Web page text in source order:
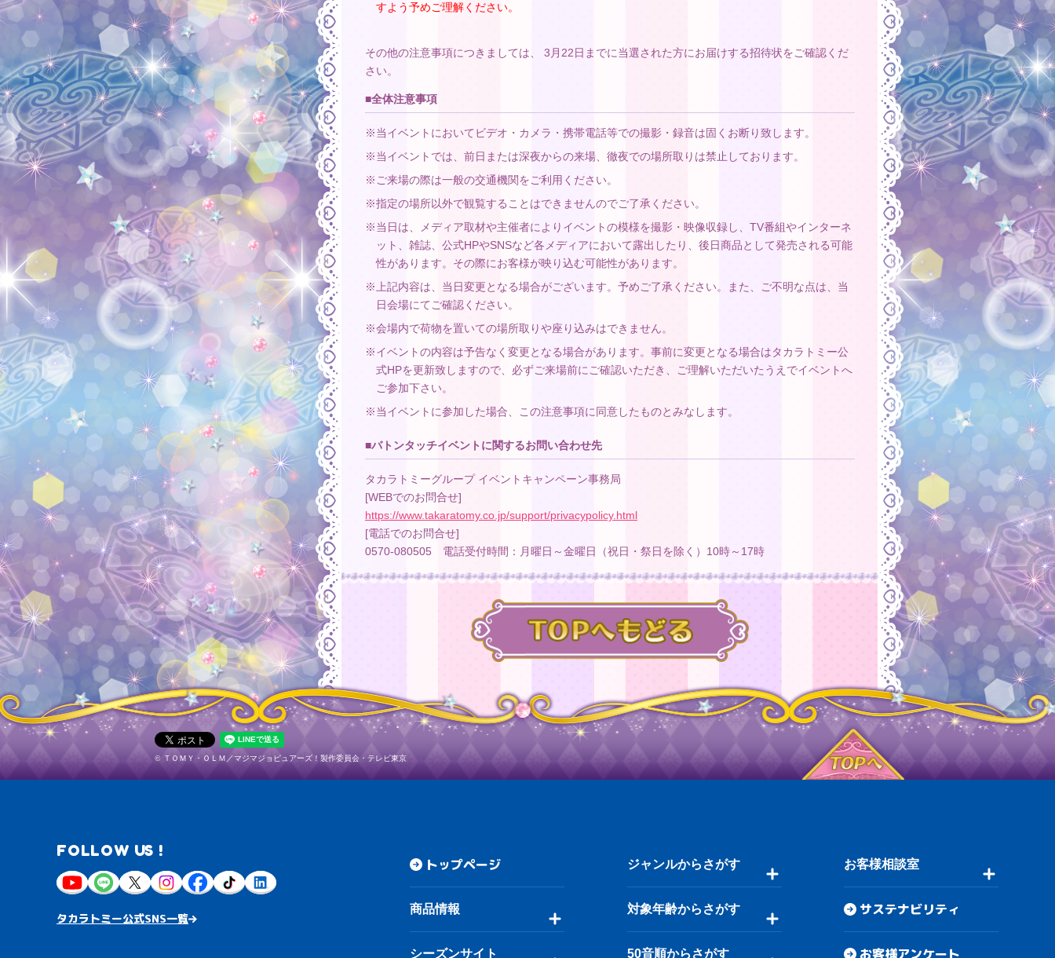
すよう予めご理解ください。
その他の注意事項につきましては、 3月22日までに当選された方にお届けする招待状をご確認くだ
さい。
■全体注意事項
※当イベントにおいてビデオ・カメラ・携帯電話等での撮影・録音は固くお断り致します。
※当イベントでは、前日または深夜からの来場、徹夜での場所取りは禁止しております。
※ご来場の際は一般の交通機関をご利用ください。
※指定の場所以外で観覧することはできませんのでご了承ください。
※当日は、メディア取材や主催者によりイベントの模様を撮影・映像収録し、TV番組やインターネ
ット、雑誌、公式HPやSNSなど各メディアにおいて露出したり、後日商品として発売される可能
性があります。その際にお客様が映り込む可能性があります。
※上記内容は、当日変更となる場合がございます。予めご了承ください。また、ご不明な点は、当
日会場にてご確認ください。
※会場内で荷物を置いての場所取りや座り込みはできません。
※イベントの内容は予告なく変更となる場合があります。事前に変更となる場合はタカラトミー公
式HPを更新致しますので、必ずご来場前にご確認いただき、ご理解いただいたうえでイベントへ
ご参加下さい。
※当イベントに参加した場合、この注意事項に同意したものとみなします。
■バトンタッチイベントに関するお問い合わせ先
タカラトミーグループ イベントキャンペーン事務局
[WEBでのお問合せ]
https://www.takaratomy.co.jp/support/privacypolicy.html
[電話でのお問合せ]
0570-080505 電話受付時間：月曜日～金曜日（祝日・祭日を除く）10時～17時
© ＴＯＭＹ・ＯＬＭ／マジマジョピュアーズ！ 製作委員会・テレビ東京
FOLLOW US !
タカラトミー公式SNS一覧
トップページ
商品情報
シーズンサイト
ジャンルからさがす
対象年齢からさがす
50音順からさがす
お客様相談室
サステナビリティ
お客様アンケート